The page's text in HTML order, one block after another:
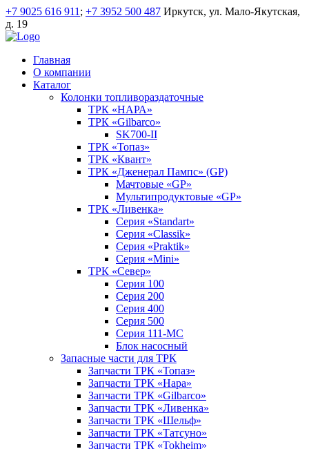
+7 9025 616 911 ; +7 3952 500 487 Иркутск, ул. Мало-Якутская,
д. 19
Главная
О компании
Каталог
Колонки топливораздаточные
ТРК «НАРА»
ТРК «Gilbarco»
SK700-II
ТРК «Топаз»
ТРК «Квант»
ТРК «Дженерал Пампс» (GP)
Мачтовые «GP»
Мультипродуктовые «GP»
ТРК «Ливенка»
Серия «Standart»
Серия «Classik»
Серия «Praktik»
Серия «Mini»
ТРК «Север»
Серия 100
Серия 200
Серия 400
Серия 500
Серия 111-МС
Блок насосный
Запасные части для ТРК
Запчасти ТРК «Топаз»
Запчасти ТРК «Нара»
Запчасти ТРК «Gilbarco»
Запчасти ТРК «Ливенка»
Запчасти ТРК «Шельф»
Запчасти ТРК «Татсуно»
Запчасти ТРК «Tokheim»